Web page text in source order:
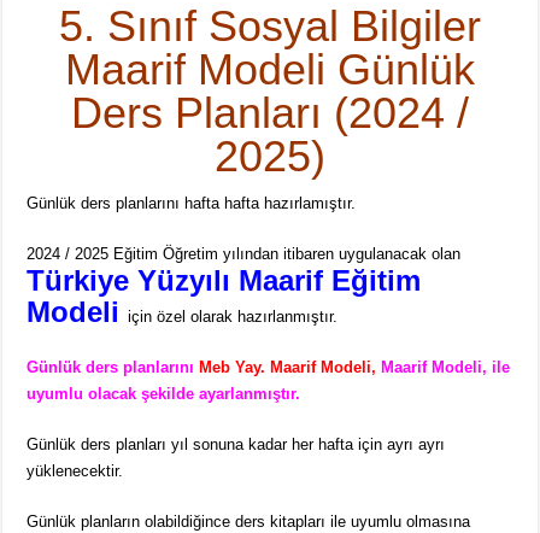
5. Sınıf Sosyal Bilgiler
Maarif Modeli Günlük
Ders Planları (2024 /
2025)
Günlük ders planlarını hafta hafta hazırlamıştır.
2024 / 2025 Eğitim Öğretim yılından itibaren uygulanacak olan
Türkiye Yüzyılı Maarif Eğitim
Modeli
için özel olarak hazırlanmıştır.
Günlük ders planlarını Meb Yay. Maarif Modeli, Maarif Modeli, ile
uyumlu olacak şekilde ayarlanmıştır.
Günlük ders planları yıl sonuna kadar her hafta için ayrı ayrı
yüklenecektir.
Günlük planların olabildiğince ders kitapları ile uyumlu olmasına